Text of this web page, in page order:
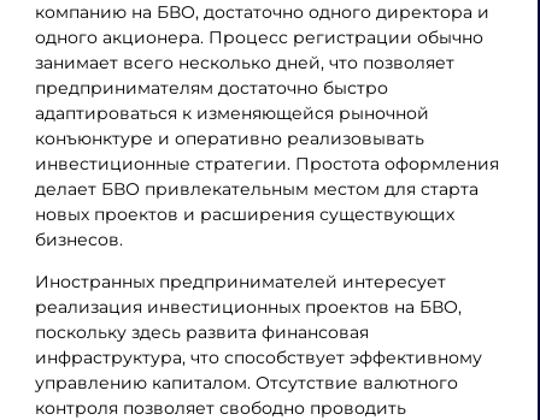
компанию на БВО, достаточно одного директора и
одного акционера. Процесс регистрации обычно
занимает всего несколько дней, что позволяет
предпринимателям достаточно быстро
адаптироваться к изменяющейся рыночной
конъюнктуре и оперативно реализовывать
инвестиционные стратегии. Простота оформления
делает БВО привлекательным местом для старта
новых проектов и расширения существующих
бизнесов.
Иностранных предпринимателей интересует
реализация инвестиционных проектов на БВО,
поскольку здесь развита финансовая
инфраструктура, что способствует эффективному
управлению капиталом. Отсутствие валютного
контроля позволяет свободно проводить